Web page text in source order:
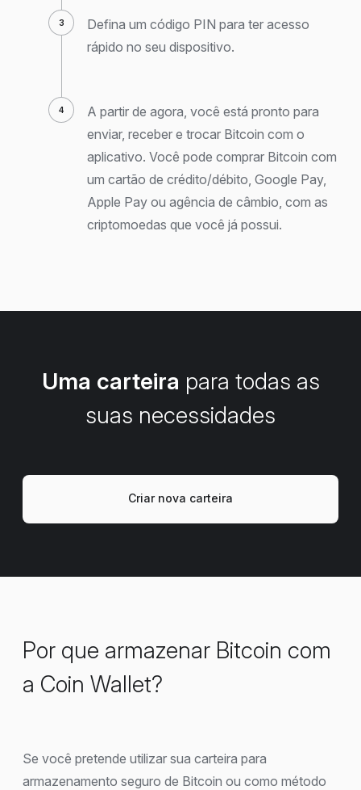
Defina um código PIN para ter acesso
rápido no seu dispositivo.
A partir de agora, você está pronto para
enviar, receber e trocar Bitcoin com o
aplicativo. Você pode comprar Bitcoin com
um cartão de crédito/débito, Google Pay,
Apple Pay ou agência de câmbio, com as
criptomoedas que você já possui.
Uma carteira para todas as
suas necessidades
Criar nova carteira
Por que armazenar Bitcoin com
a Coin Wallet?
Se você pretende utilizar sua carteira para
armazenamento seguro de Bitcoin ou como método